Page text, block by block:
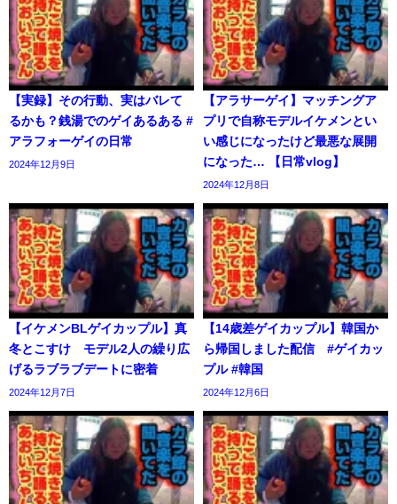
【実録】その行動、実はバレて
るかも？銭湯でのゲイあるある #
アラフォーゲイの日常
2024年12月9日
【アラサーゲイ】マッチングア
プリで自称モデルイケメンとい
い感じになったけど最悪な展開
になった… 【日常vlog】
2024年12月8日
【イケメンBLゲイカップル】真
冬とこすけ モデル2人の繰り広
げるラブラブデートに密着
2024年12月7日
【14歳差ゲイカップル】韓国か
ら帰国しました配信 #ゲイカッ
プル #韓国
2024年12月6日